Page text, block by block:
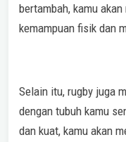
bertambah, kamu
kemampuan fisik dan
Selain itu, rugby juga
dengan tubuh kamu
dan kuat, kamu akan